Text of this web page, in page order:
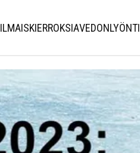
ILMAISKIERROKSIAVEDONLYÖNTI